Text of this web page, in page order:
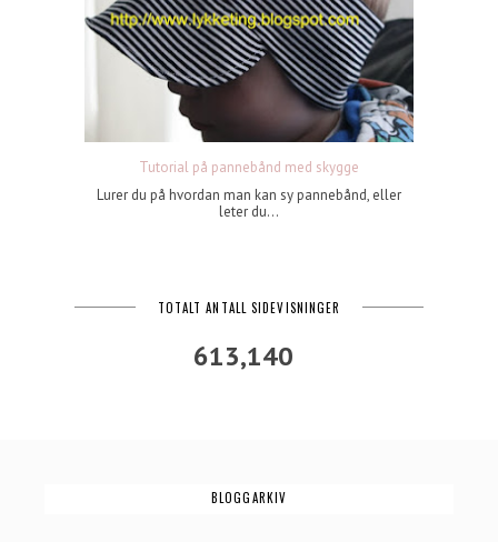
Tutorial på pannebånd med skygge
Lurer du på hvordan man kan sy pannebånd, eller
leter du...
TOTALT ANTALL SIDEVISNINGER
613,140
BLOGGARKIV